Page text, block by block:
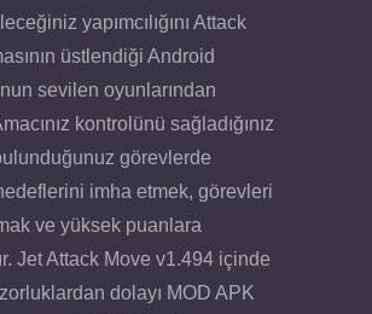
yapımcılığını Attack
üstlendiği Android
sevilen oyunlarından
kontrolünü sağladığınız
görevlerde
imha etmek, görevleri
ve yüksek puanlara
Jet Attack Move v1.494 içinde
dolayı MOD APK